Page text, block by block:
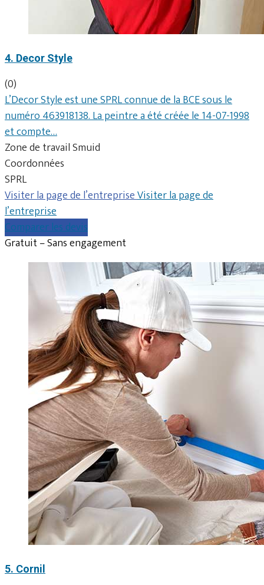
4. Decor Style
(0)
L’Decor Style est une SPRL connue de la BCE sous le
numéro 463918138. La peintre a été créée le 14-07-1998
et compte…
Zone de travail Smuid
Coordonnées
SPRL
Visiter la page de l’entrepriseVisiter la page de
l’entreprise
Comparer les devis
Gratuit – Sans engagement
5. Cornil